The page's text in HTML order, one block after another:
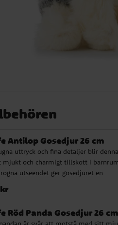
Antilop Gosedjur 26 cm
uttryck och fina detaljer blir denna
mjukt och charmigt tillskott i
utseendet ger gosedjuret en
och som dekorativ detalj. Det här är
som söker en uppskattad present till
kr
Röd Panda Gosedjur 26 cm